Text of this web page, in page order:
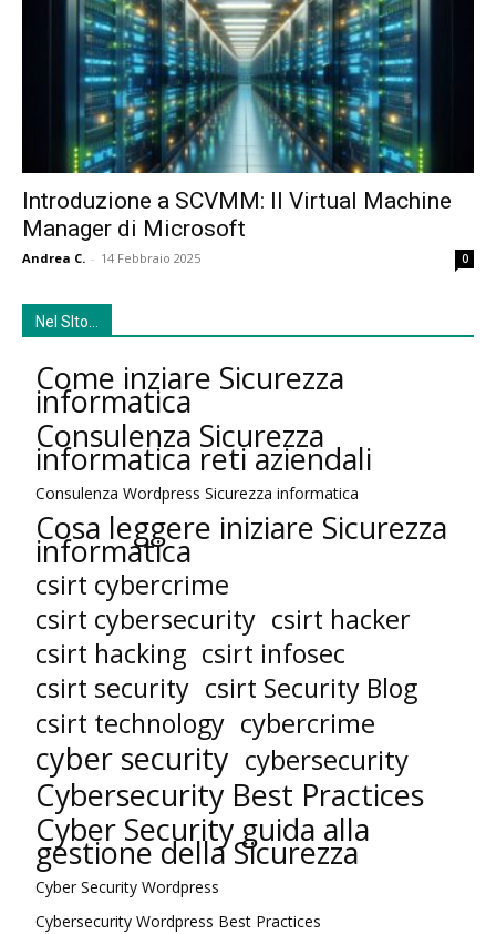
Introduzione a SCVMM: Il Virtual Machine
Manager di Microsoft
Andrea C. - 14 Febbraio 2025 0
Nel SIto…
Come inziare Sicurezza
informatica
Consulenza Sicurezza
informatica reti aziendali
Consulenza Wordpress Sicurezza informatica
Cosa leggere iniziare Sicurezza
informatica
csirt cybercrime
csirt cybersecurity csirt hacker
csirt hacking csirt infosec
csirt security csirt Security Blog
csirt technology cybercrime
cyber security cybersecurity
Cybersecurity Best Practices
Cyber Security guida alla
gestione della Sicurezza
Cyber Security Wordpress
Cybersecurity Wordpress Best Practices